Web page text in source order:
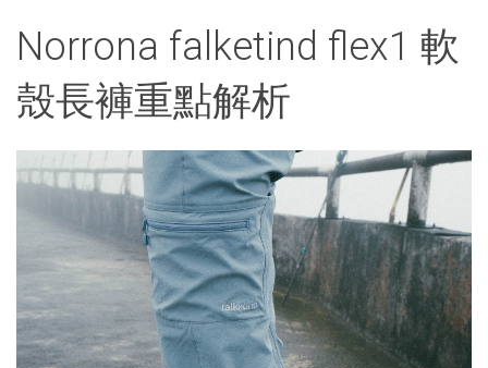
Norrona falketind flex1 軟
殼長褲重點解析